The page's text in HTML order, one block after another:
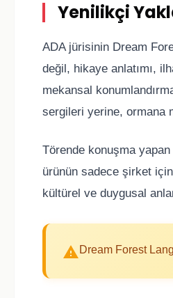
Yenilikçi
ADA jürisinin Dream
değil, hikaye anlatımı,
mekansal
sergileri yerine, ormana
Törende konuşma
ürünün sadece şirket
kültürel ve duygusal
Dream Forest